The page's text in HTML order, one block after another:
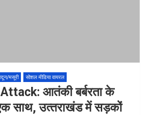
मसूरी सोशल मीडिया वायरल
आतंकी बर्बरता के
साथ, उत्‍तराखंड में सड़कों